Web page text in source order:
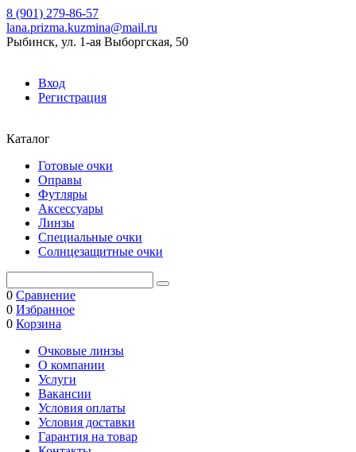
8 (901) 279-86-57
lana.prizma.kuzmina@mail.ru
Рыбинск, ул. 1-ая Выборгская, 50
Вход
Регистрация
Каталог
Готовые очки
Оправы
Футляры
Аксессуары
Линзы
Специальные очки
Солнцезащитные очки
0 Сравнение
0 Избранное
0 Корзина
Очковые линзы
O компании
Услуги
Вакансии
Условия оплаты
Условия доставки
Гарантия на товар